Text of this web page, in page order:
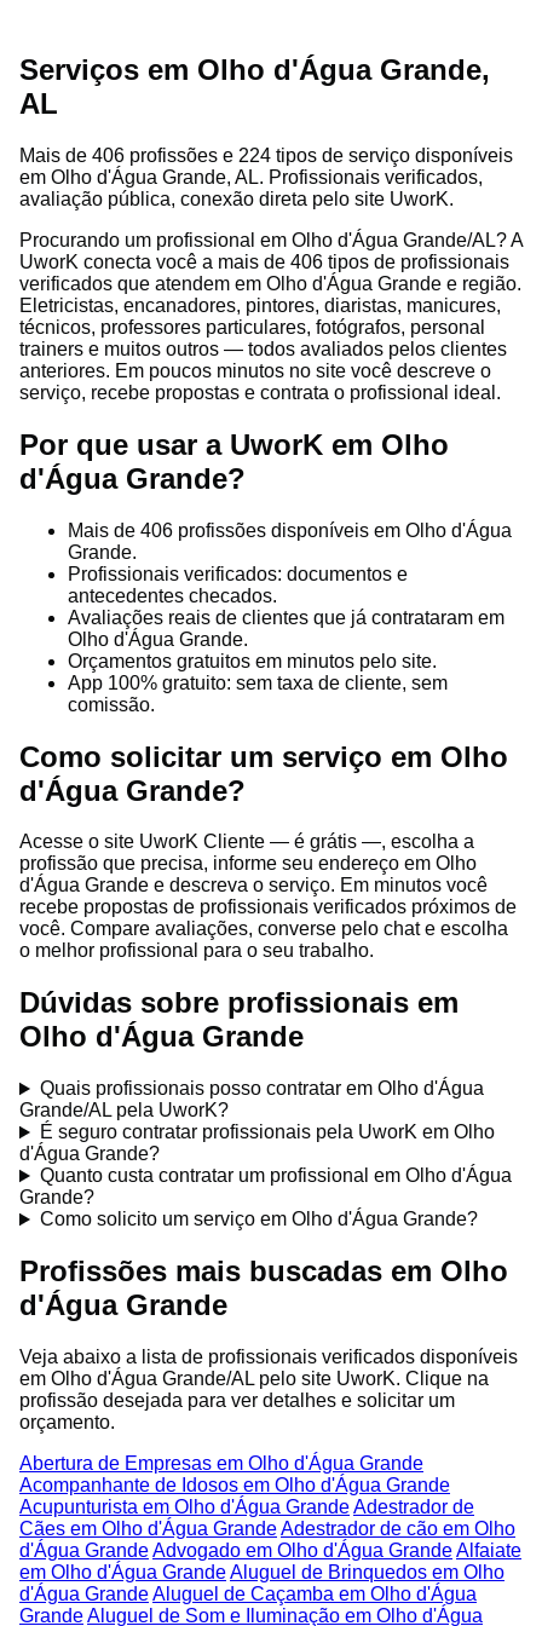
Serviços em Olho d'Água Grande,
AL
Mais de 406 profissões e 224 tipos de serviço disponíveis
em Olho d'Água Grande, AL. Profissionais verificados,
avaliação pública, conexão direta pelo site UworK.
Procurando um profissional em Olho d'Água Grande/AL? A
UworK conecta você a mais de 406 tipos de profissionais
verificados que atendem em Olho d'Água Grande e região.
Eletricistas, encanadores, pintores, diaristas, manicures,
técnicos, professores particulares, fotógrafos, personal
trainers e muitos outros — todos avaliados pelos clientes
anteriores. Em poucos minutos no site você descreve o
serviço, recebe propostas e contrata o profissional ideal.
Por que usar a UworK em Olho
d'Água Grande?
Mais de 406 profissões disponíveis em Olho d'Água
Grande.
Profissionais verificados: documentos e
antecedentes checados.
Avaliações reais de clientes que já contrataram em
Olho d'Água Grande.
Orçamentos gratuitos em minutos pelo site.
App 100% gratuito: sem taxa de cliente, sem
comissão.
Como solicitar um serviço em Olho
d'Água Grande?
Acesse o site UworK Cliente — é grátis —, escolha a
profissão que precisa, informe seu endereço em Olho
d'Água Grande e descreva o serviço. Em minutos você
recebe propostas de profissionais verificados próximos de
você. Compare avaliações, converse pelo chat e escolha
o melhor profissional para o seu trabalho.
Dúvidas sobre profissionais em
Olho d'Água Grande
Quais profissionais posso contratar em Olho d'Água
Grande/AL pela UworK?
É seguro contratar profissionais pela UworK em Olho
d'Água Grande?
Quanto custa contratar um profissional em Olho d'Água
Grande?
Como solicito um serviço em Olho d'Água Grande?
Profissões mais buscadas em Olho
d'Água Grande
Veja abaixo a lista de profissionais verificados disponíveis
em Olho d'Água Grande/AL pelo site UworK. Clique na
profissão desejada para ver detalhes e solicitar um
orçamento.
Abertura de Empresas em Olho d'Água Grande
Acompanhante de Idosos em Olho d'Água Grande
Acupunturista em Olho d'Água GrandeAdestrador de
Cães em Olho d'Água GrandeAdestrador de cão em Olho
d'Água GrandeAdvogado em Olho d'Água GrandeAlfaiate
em Olho d'Água GrandeAluguel de Brinquedos em Olho
d'Água GrandeAluguel de Caçamba em Olho d'Água
GrandeAluguel de Som e Iluminação em Olho d'Água